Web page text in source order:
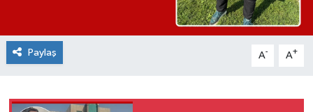
Paylaş A- A+